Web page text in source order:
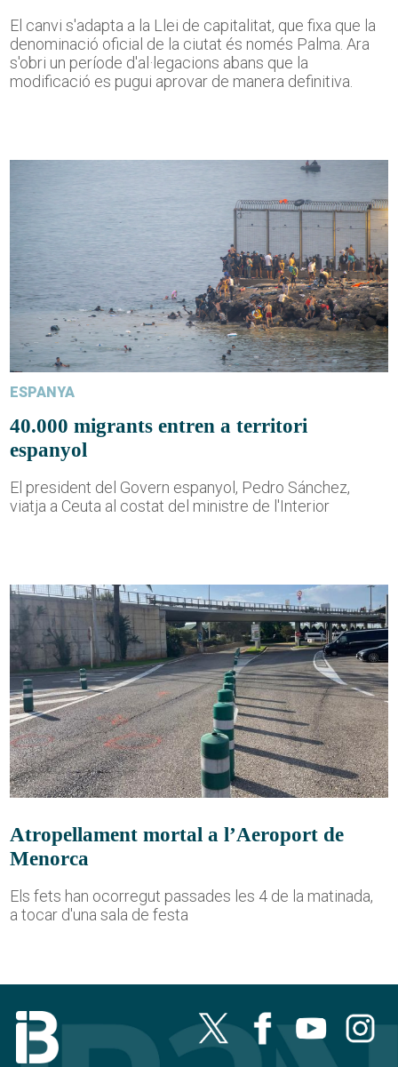
El canvi s'adapta a la Llei de capitalitat, que fixa que la
denominació oficial de la ciutat és només Palma. Ara
s'obri un període d'al·legacions abans que la
modificació es pugui aprovar de manera definitiva.
ESPANYA
40.000 migrants entren a territori
espanyol
El president del Govern espanyol, Pedro Sánchez,
viatja a Ceuta al costat del ministre de l'Interior
Atropellament mortal a l’Aeroport de
Menorca
Els fets han ocorregut passades les 4 de la matinada,
a tocar d'una sala de festa